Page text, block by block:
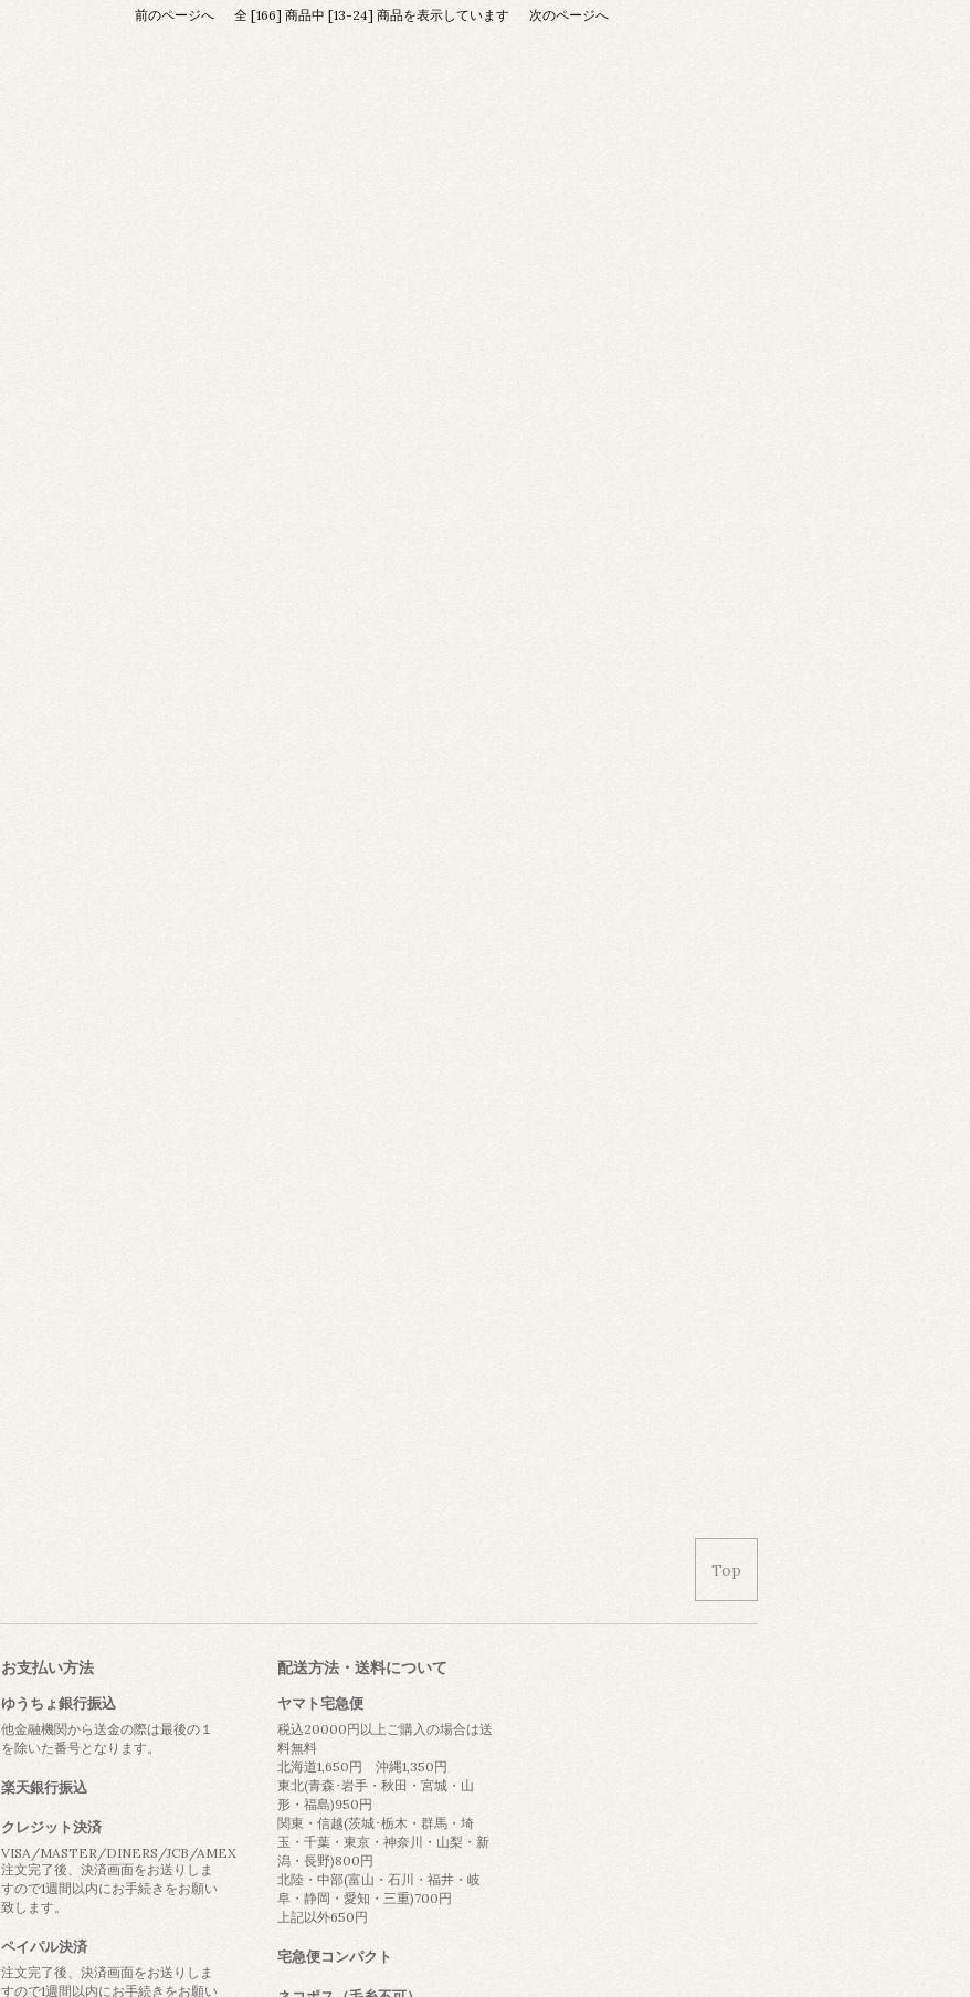
前のページへ 全 [166] 商品中 [13-24] 商品を表示しています 次のページへ
Top
お支払い方法
ゆうちょ銀行振込
他金融機関から送金の際は最後の１
を除いた番号となります。
楽天銀行振込
クレジット決済
VISA/MASTER/DINERS/JCB/AMEX
注文完了後、決済画面をお送りしま
すので1週間以内にお手続きをお願い
致します。
ペイパル決済
注文完了後、決済画面をお送りしま
すので1週間以内にお手続きをお願い
配送方法・送料について
ヤマト宅急便
税込20000円以上ご購入の場合は送
料無料
北海道1,650円 沖縄1,350円
東北(青森･岩手・秋田・宮城・山
形・福島)950円
関東・信越(茨城･栃木・群馬・埼
玉・千葉・東京・神奈川・山梨・新
潟・長野)800円
北陸・中部(富山・石川・福井・岐
阜・静岡・愛知・三重)700円
上記以外650円
宅急便コンパクト